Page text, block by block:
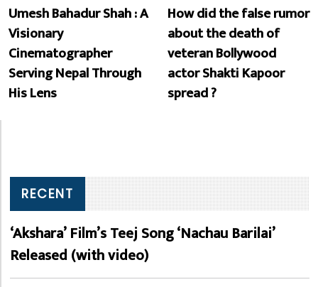
Umesh Bahadur Shah : A
Visionary
Cinematographer
Serving Nepal Through
His Lens
How did the false rumor
about the death of
veteran Bollywood
actor Shakti Kapoor
spread ?
RECENT
‘Akshara’ Film’s Teej Song ‘Nachau Barilai’
Released (with video)